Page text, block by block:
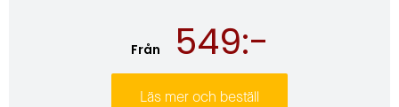
Från 549:-
Läs mer och beställ